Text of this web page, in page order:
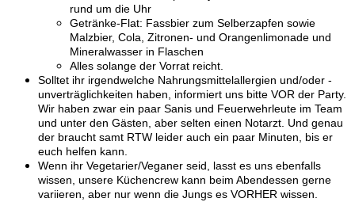
rund um die Uhr
Getränke-Flat: Fassbier zum Selberzapfen sowie
Malzbier, Cola, Zitronen- und Orangenlimonade und
Mineralwasser in Flaschen
Alles solange der Vorrat reicht.
Solltet ihr irgendwelche Nahrungsmittelallergien und/oder -
unverträglichkeiten haben, informiert uns bitte VOR der Party.
Wir haben zwar ein paar Sanis und Feuerwehrleute im Team
und unter den Gästen, aber selten einen Notarzt. Und genau
der braucht samt RTW leider auch ein paar Minuten, bis er
euch helfen kann.
Wenn ihr Vegetarier/Veganer seid, lasst es uns ebenfalls
wissen, unsere Küchencrew kann beim Abendessen gerne
variieren, aber nur wenn die Jungs es VORHER wissen.